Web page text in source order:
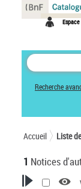
Recherche
Accueil Liste
1 Notices
Panneau de gestion